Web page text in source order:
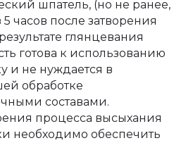
шпатель, (но не ранее,
часов после затворения
глянцевания
готова к использованию
и не нуждается в
обработке
составами.
процесса высыхания
необходимо обеспечить